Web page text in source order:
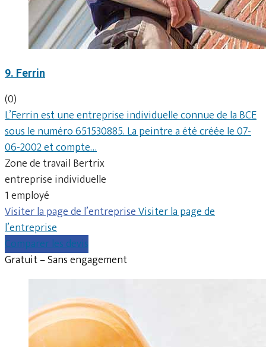
9. Ferrin
(0)
L’Ferrin est une entreprise individuelle connue de la BCE
sous le numéro 651530885. La peintre a été créée le 07-
06-2002 et compte…
Zone de travail Bertrix
entreprise individuelle
1 employé
Visiter la page de l’entrepriseVisiter la page de
l’entreprise
Comparer les devis
Gratuit – Sans engagement